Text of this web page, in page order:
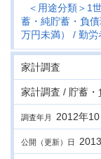
＜用途分類＞1
蓄・純貯蓄・負
万円未満）
勤労
家計調査
家計調査 / 貯蓄
調査年月 2012年
公開（更新）日